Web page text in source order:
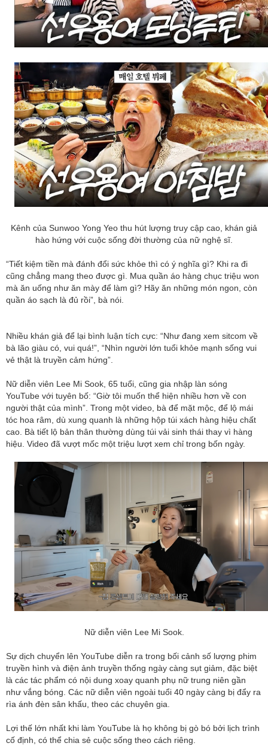
Kênh của Sunwoo Yong Yeo thu hút lượng truy cập cao, khán giả
hào hứng với cuộc sống đời thường của nữ nghệ sĩ.
“Tiết kiệm tiền mà đánh đổi sức khỏe thì có ý nghĩa gì? Khi ra đi
cũng chẳng mang theo được gì. Mua quần áo hàng chục triệu won
mà ăn uống như ăn mày để làm gì? Hãy ăn những món ngon, còn
quần áo sạch là đủ rồi”, bà nói.
Nhiều khán giả để lại bình luận tích cực: “Như đang xem sitcom về
bà lão giàu có, vui quá!”, “Nhìn người lớn tuổi khỏe mạnh sống vui
vẻ thật là truyền cảm hứng”.
Nữ diễn viên Lee Mi Sook, 65 tuổi, cũng gia nhập làn sóng
YouTube với tuyên bố: “Giờ tôi muốn thể hiện nhiều hơn về con
người thật của mình”. Trong một video, bà để mặt mộc, để lộ mái
tóc hoa râm, dù xung quanh là những hộp túi xách hàng hiệu chất
cao. Bà tiết lộ bản thân thường dùng túi vải sinh thái thay vì hàng
hiệu. Video đã vượt mốc một triệu lượt xem chỉ trong bốn ngày.
Nữ diễn viên Lee Mi Sook.
Sự dịch chuyển lên YouTube diễn ra trong bối cảnh số lượng phim
truyền hình và điện ảnh truyền thống ngày càng sụt giảm, đặc biệt
là các tác phẩm có nội dung xoay quanh phụ nữ trung niên gần
như vắng bóng. Các nữ diễn viên ngoài tuổi 40 ngày càng bị đẩy ra
rìa ánh đèn sân khấu, theo các chuyên gia.
Lợi thế lớn nhất khi làm YouTube là họ không bị gò bó bởi lịch trình
cố định, có thể chia sẻ cuộc sống theo cách riêng.